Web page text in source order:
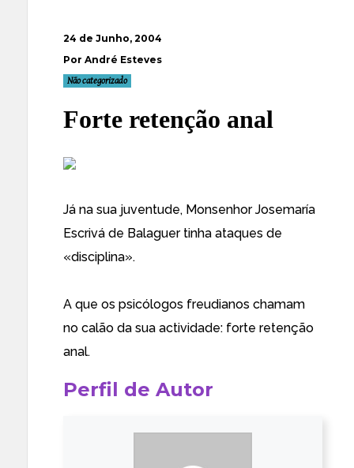
24 de Junho, 2004
Por André Esteves
Não categorizado
Forte retenção anal
Já na sua juventude, Monsenhor Josemaría
Escrivá de Balaguer tinha ataques de
«disciplina».
A que os psicólogos freudianos chamam
no calão da sua actividade: forte retenção
anal.
Perfil de Autor